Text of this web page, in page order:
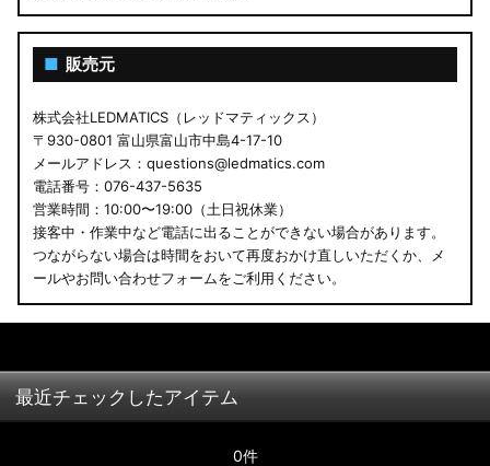
■ 販売元
株式会社LEDMATICS（レッドマティックス）
〒930-0801 富山県富山市中島4-17-10
メールアドレス：questions@ledmatics.com
電話番号：076-437-5635
営業時間：10:00〜19:00（土日祝休業）
接客中・作業中など電話に出ることができない場合があります。
つながらない場合は時間をおいて再度おかけ直しいただくか、メ
ールやお問い合わせフォームをご利用ください。
最近チェックしたアイテム
0件